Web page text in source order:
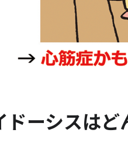
ドーシスはど